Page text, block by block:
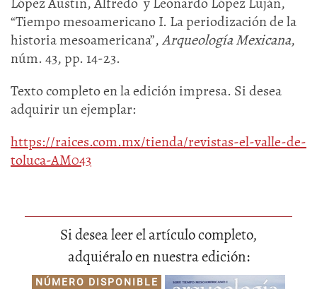
“Tiempo mesoamericano I. La periodización de la
historia mesoamericana”,Arqueología Mexicana,
núm. 43, pp. 14-23.
Texto completo en la edición impresa. Si desea
adquirir un ejemplar:
https://raices.com.mx/tienda/revistas-el-valle-de-
toluca-AM043
Si desea leer el artículo completo,
adquiéralo en nuestra edición:
NÚMERO DISPONIBLE